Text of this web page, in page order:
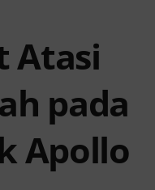
Atasi
pada
Apollo